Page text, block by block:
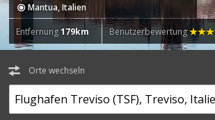
Mantua, Italien
Entfernung179km Benutzerbewertung
Orte wechseln